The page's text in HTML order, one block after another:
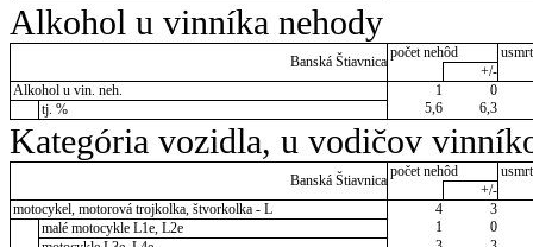
Alkohol u vinníka nehody
Banská Štiavnica
počet nehôd
+/-
Alkohol u vin. neh.
1
0
tj. %
5,6 6,3
Kategória vozidla, u vodičov
Banská Štiavnica
počet nehôd
+/-
motocykel, motorová trojkolka, štvorkolka - L
4
3
malé motocykle L1e, L2e
1
0